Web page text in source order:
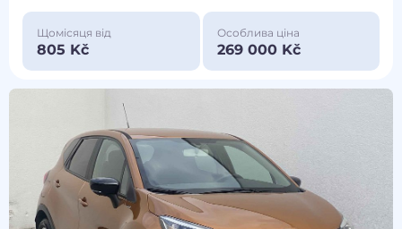
Щомісяця від
805 Kč
Особлива ціна
269 000 Kč